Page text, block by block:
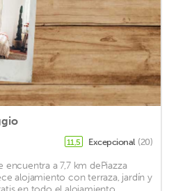
11,5 Excepcional (20)
encuentra a 7,7 km dePiazza
alojamiento con terraza, jardín y